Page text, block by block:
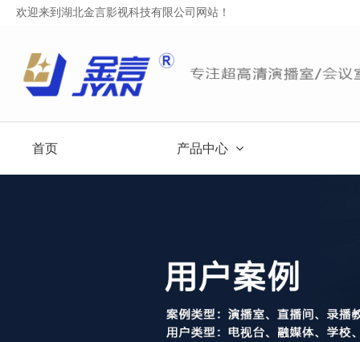
欢迎来到湖北金言影视科技有限公司网站！
首页 产品中心